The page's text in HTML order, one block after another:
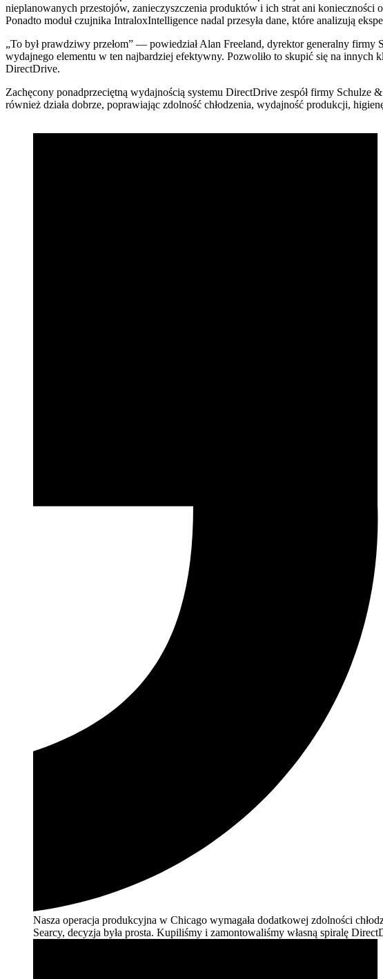
nieplanowanych przestojów, zanieczyszczenia produktów i ich strat ani
Ponadto moduł czujnika IntraloxIntelligence nadal przesyła dane, które analizują
„To był prawdziwy przełom” — powiedział Alan Freeland, dyrektor generalny firmy
wydajnego elementu w ten najbardziej efektywny. Pozwoliło to skupić się na innych
DirectDrive.
Zachęcony ponadprzeciętną wydajnością systemu DirectDrive zespół firmy Schulze
również działa dobrze, poprawiając zdolność chłodzenia, wydajność produkcji,
Nasza operacja produkcyjna w Chicago wymagała dodatkowej zdolności
Searcy, decyzja była prosta. Kupiliśmy i zamontowaliśmy własną spiralę